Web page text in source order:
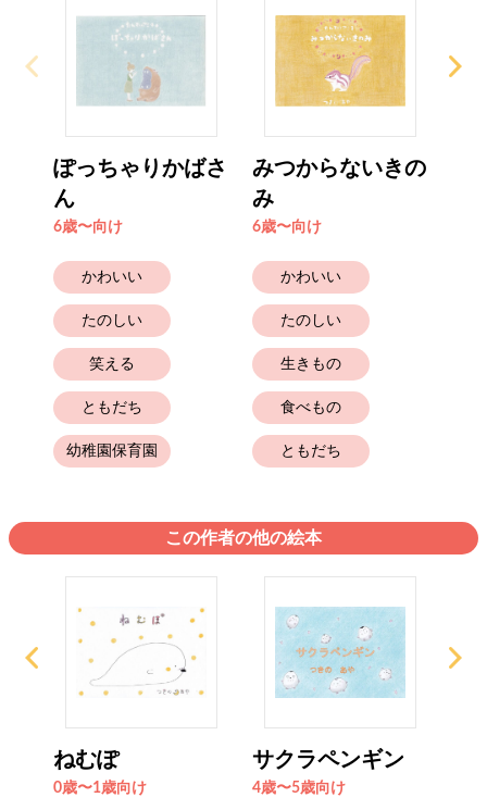
ぽっちゃりかばさ
ん
6歳〜向け
かわいい
たのしい
笑える
ともだち
幼稚園保育園
みつからないきの
み
6歳〜向け
かわいい
たのしい
生きもの
食べもの
ともだち
この作者の他の絵本
ねむぽ
0歳〜1歳向け
サクラペンギン
4歳〜5歳向け